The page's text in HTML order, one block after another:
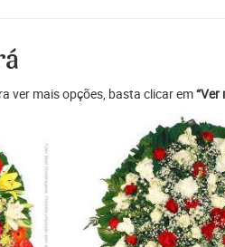
ver mais opções, basta clicar em“Ver